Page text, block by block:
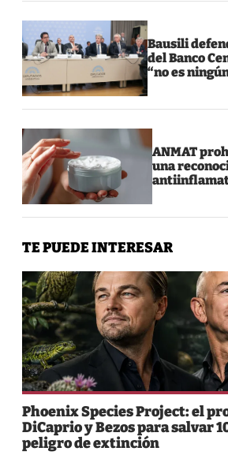
Bausili
del Banco
“no es
ANMAT
una
TE PUEDE INTERESAR
Phoenix Species Project: el
DiCaprio y Bezos para salvar
peligro de extinción